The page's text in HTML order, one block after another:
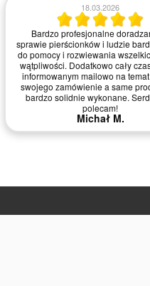
18.03.2026
Bardzo profesjonalne
sprawie pierścionków i ludzie
do pomocy i rozwiewania
wątpliwości. Dodatkowo cały
informowanym mailowo na
swojego zamówienie a same
bardzo solidnie wykonane.
polecam!
Michał M.
? -